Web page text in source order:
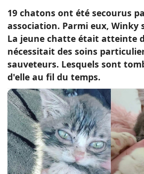
Tops
Sauvetages
Conso
19 chatons ont été secourus
association. Parmi eux, Winky
La jeune chatte était atteinte
nécessitait des soins
sauveteurs. Lesquels sont
d'elle au fil du temps.